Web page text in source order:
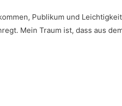
Publi­kum und
Mein Traum ist, dass aus